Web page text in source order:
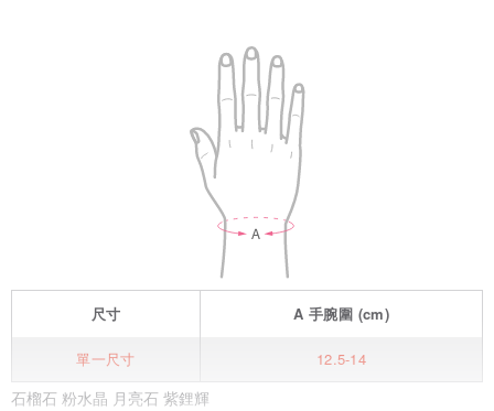
尺寸 A手腕圍 (cm)
單一尺寸 12.5-14
石榴石 粉水晶 月亮石 紫鋰輝